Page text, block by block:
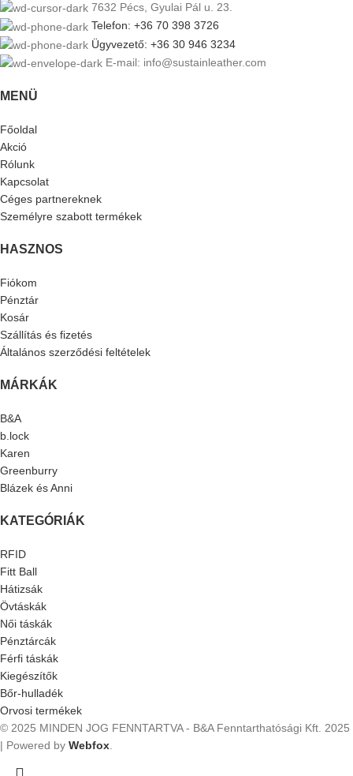
7632 Pécs, Gyulai Pál u. 23.
Telefon: +36 70 398 3726
Ügyvezető: +36 30 946 3234
E-mail: info@sustainleather.com
MENÜ
Főoldal
Akció
Rólunk
Kapcsolat
Céges partnereknek
Személyre szabott termékek
HASZNOS
Fiókom
Pénztár
Kosár
Szállítás és fizetés
Általános szerződési feltételek
MÁRKÁK
B&A
b.lock
Karen
Greenburry
Blázek és Anni
KATEGÓRIÁK
RFID
Fitt Ball
Hátizsák
Övtáskák
Női táskák
Pénztárcák
Férfi táskák
Kiegészítők
Bőr-hulladék
Orvosi termékek
© 2025 MINDEN JOG FENNTARTVA - B&A Fenntarthatósági Kft. 2025
| Powered by Webfox.